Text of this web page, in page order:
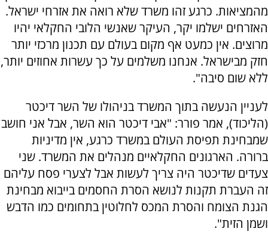
מהמציאות. כרגע זהו משרד שלא רואה את אזרחי ישראל.
האזרחים ישלמו יקר, העיקר שאנשי הלובי החקלאי יהיו
מרוצים. אין כמעט אף מקום בעולם עם תכנון מרכזי יותר
חזק מבישראל. אנחנו משלמים על כך עשרות אחוזים יותר,
ללא שום סיבה".
לעניין הנעשה בתוך המשרד בניהולו של השר דיכטר
(הליכוד), אמר פורר: "אבי דיכטר הוא השר, אבל אני חושב
שמבחינת תפיסת העולם במשרד כרגע, אין מדיניות
ברורה. הארגונים החקלאיים מנהלים את המשרד. שני
צעדים שדיכטר היה צריך לעשות אבל לצערי פסח עליהם
זה העברת תקנות לנושא הסרת החסמים בייבוא מבחינת
הגנת הצומח והסרת המכס לחלוטין בתחומים כמו הדבש
ושמן הזית".